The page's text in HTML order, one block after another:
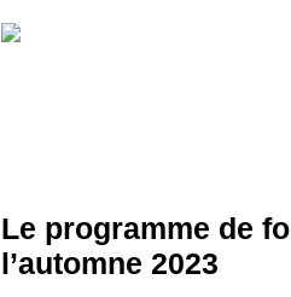
Le programme de
l’automne 2023